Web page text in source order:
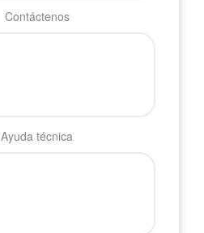
Contáctenos
Ayuda técnica